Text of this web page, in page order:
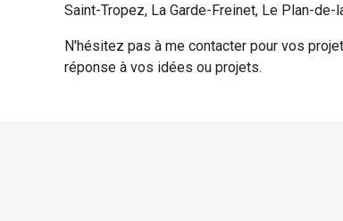
Saint-Tropez, La Garde-Freinet, Le Plan-de-
N'hésitez pas à me contacter pour vos
réponse à vos idées ou projets.